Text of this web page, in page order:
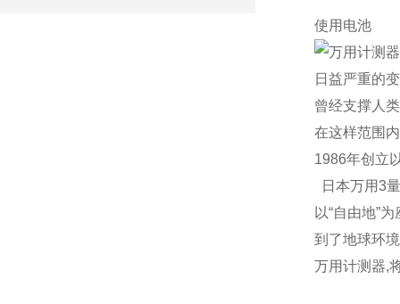
使用电池
日益严重的
曾经支撑人
在这样范围
1986年创立
日本万用3
以“自由地”
到了地球环
万用计测器,